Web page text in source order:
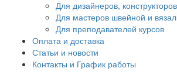
Для дизайнеров,
Для мастеров швейной и
Для преподавателей курсов
Оплата и доставка
Статьи и новости
Контакты и График работы